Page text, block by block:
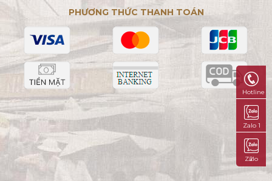
PHƯƠNG THỨC THANH TOÁN
Hotline
Zalo 1
Zalo 2